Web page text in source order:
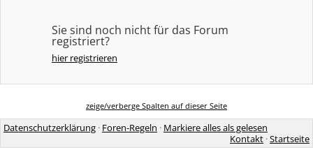
Sie sind noch nicht für das Forum
registriert?
hier registrieren
zeige/verberge Spalten auf dieser Seite
Datenschutzerklärung · Foren-Regeln · Markiere alles als gelesen
Kontakt ·Startseite